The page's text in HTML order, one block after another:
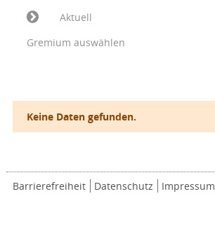
Aktuell
Gremium auswählen
Keine Daten gefunden.
Barrierefreiheit Datenschutz Impressum